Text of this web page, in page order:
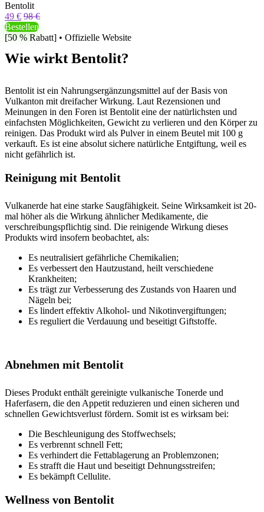
Bentolit
49 € 98 €
Bestellen
[50 % Rabatt] • Offizielle Website
Wie wirkt Bentolit?
Bentolit ist ein Nahrungsergänzungsmittel auf der Basis von
Vulkanton mit dreifacher Wirkung. Laut Rezensionen und
Meinungen in den Foren ist Bentolit eine der natürlichsten und
einfachsten Möglichkeiten, Gewicht zu verlieren und den Körper zu
reinigen. Das Produkt wird als Pulver in einem Beutel mit 100 g
verkauft. Es ist eine absolut sichere natürliche Entgiftung, weil es
nicht gefährlich ist.
Reinigung mit Bentolit
Vulkanerde hat eine starke Saugfähigkeit. Seine Wirksamkeit ist 20-
mal höher als die Wirkung ähnlicher Medikamente, die
verschreibungspflichtig sind. Die reinigende Wirkung dieses
Produkts wird insofern beobachtet, als:
Es neutralisiert gefährliche Chemikalien;
Es verbessert den Hautzustand, heilt verschiedene
Krankheiten;
Es trägt zur Verbesserung des Zustands von Haaren und
Nägeln bei;
Es lindert effektiv Alkohol- und Nikotinvergiftungen;
Es reguliert die Verdauung und beseitigt Giftstoffe.
Abnehmen mit Bentolit
Dieses Produkt enthält gereinigte vulkanische Tonerde und
Haferfasern, die den Appetit reduzieren und einen sicheren und
schnellen Gewichtsverlust fördern. Somit ist es wirksam bei:
Die Beschleunigung des Stoffwechsels;
Es verbrennt schnell Fett;
Es verhindert die Fettablagerung an Problemzonen;
Es strafft die Haut und beseitigt Dehnungsstreifen;
Es bekämpft Cellulite.
Wellness von Bentolit